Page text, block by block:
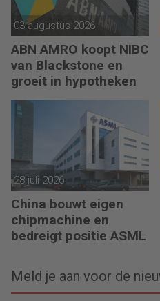
03 augustus 2026
ABN AMRO koopt NIBC
van Blackstone en
groeit in hypotheken
28 juli 2026
China bouwt eigen
chipmachine en
bedreigt positie ASML
Meld je aan voor de